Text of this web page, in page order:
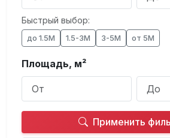
Быстрый выбор:
до 1.5М 1.5-3М 3-5М от 5М
Площадь, м²
Применить